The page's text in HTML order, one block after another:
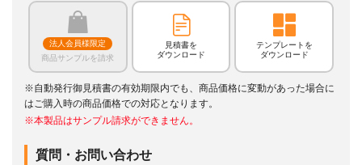
法人会員様限定
商品サンプルを請求
見積書を
ダウンロード
テンプレートを
ダウンロード
※自動発行御見積書の有効期限内でも、商品価格に変動があった場合に
はご購入時の商品価格での対応となります。
※本製品はサンプル請求ができません。
質問・お問い合わせ